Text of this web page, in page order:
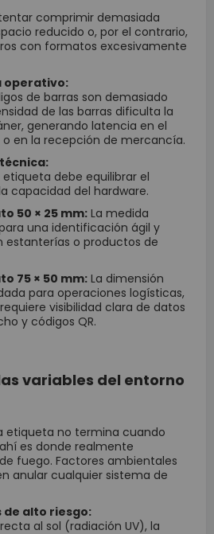
comprimir demasiada
reducido o, por el contrario,
con formatos excesivamente
operativo:
de barras son demasiado
de las barras dificulta la
generando latencia en el
en la recepción de mercancía.
debe equilibrar el
capacidad del hardware.
50 × 25 mm: La medida
una identificación ágil y
estanterías o productos de
75 × 50 mm: La dimensión
para operaciones logísticas,
visibilidad clara de datos
y códigos QR.
variables del entorno
etiqueta no termina cuando
es donde realmente
fuego. Factores ambientales
anular cualquier sistema de
de alto riesgo:
al sol (radiación UV), la